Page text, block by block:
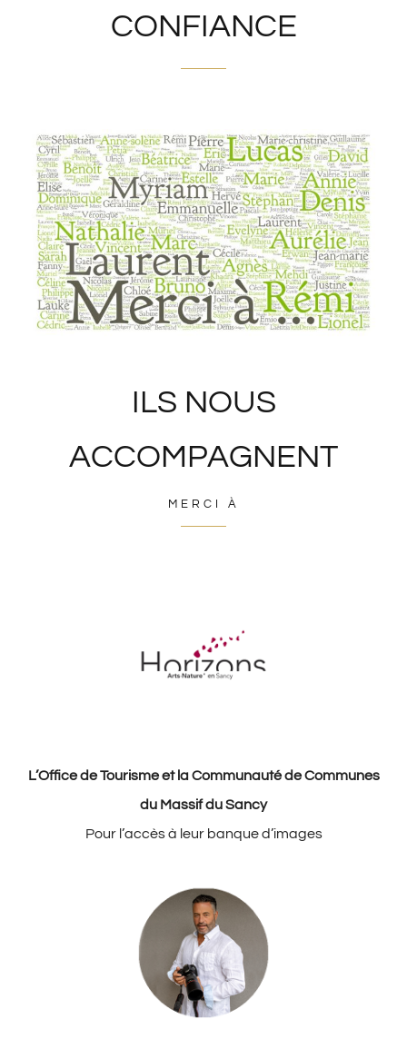
CONFIANCE
ILS NOUS
ACCOMPAGNENT
MERCI À
L’Office de Tourisme et la Communauté de Communes
du Massif du Sancy
Pour l’accès à leur banque d’images